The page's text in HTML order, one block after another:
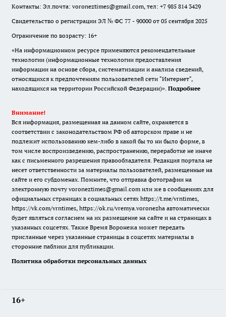
Контакты: Эл.почта: voroneztimes@gmail.com, тел: +7 985 814 3429
Свидетельство о регистрации ЭЛ № ФС 77 - 90000 от 05 сентября 2025
Ограничение по возрасту: 16+
«На информационном ресурсе применяются рекомендательные
технологии (информационные технологии предоставления
информации на основе сбора, систематизации и анализа сведений,
относящихся к предпочтениям пользователей сети "Интернет",
находящихся на территории Российской Федерации)». Подробнее
Внимание!
Вся информация, размещенная на данном сайте, охраняется в
соответствии с законодательством РФ об авторском праве и не
подлежит использованию кем-либо в какой бы то ни было форме, в
том числе воспроизведению, распространению, переработке не иначе
как с письменного разрешения правообладателя. Редакция портала не
несет ответственности за материалы пользователей, размещенные на
сайте и его субдоменах. Помните, что отправка фотографии на
электронную почту voroneztimes@gmail.com или же в сообщениях для
официальных страницах в социальных сетях https://t.me/vrntimes,
https://vk.com/vrntimes, https://ok.ru/vremya.voronezha автоматически
будет являться согласием на их размещение на сайте и на страницах в
указанных соцсетях. Также Время Воронежа может передать
присланные через указанные страницы в соцсетях материалы в
сторонние паблики для публикации.
Политика обработки персональных данных
16+